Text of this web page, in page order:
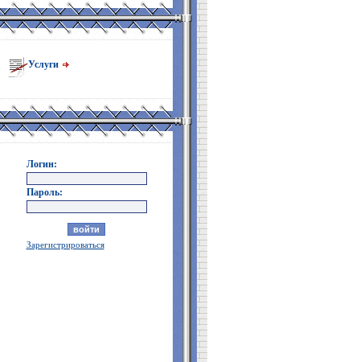
Услуги
Логин:
Пароль:
Зарегистрироваться